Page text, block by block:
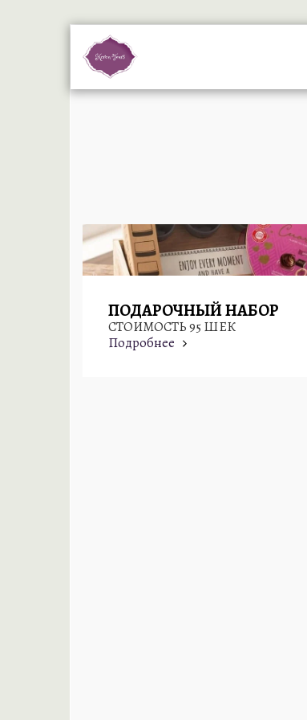
ПОДАРОЧНЫЙ НАБОР
СТОИМОСТЬ 95 ШЕК
Подробнее